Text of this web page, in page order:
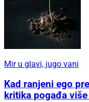
Mir u glavi, jugo vani
Kad ranjeni ego
kritika pogađa